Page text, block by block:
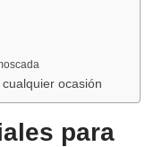
ocasión
para